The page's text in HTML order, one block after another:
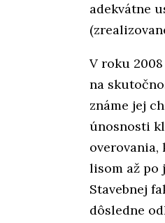
adekvátne
V roku
na
známe jej
únosnosti
lisom až po
Stavebnej
dôsledne